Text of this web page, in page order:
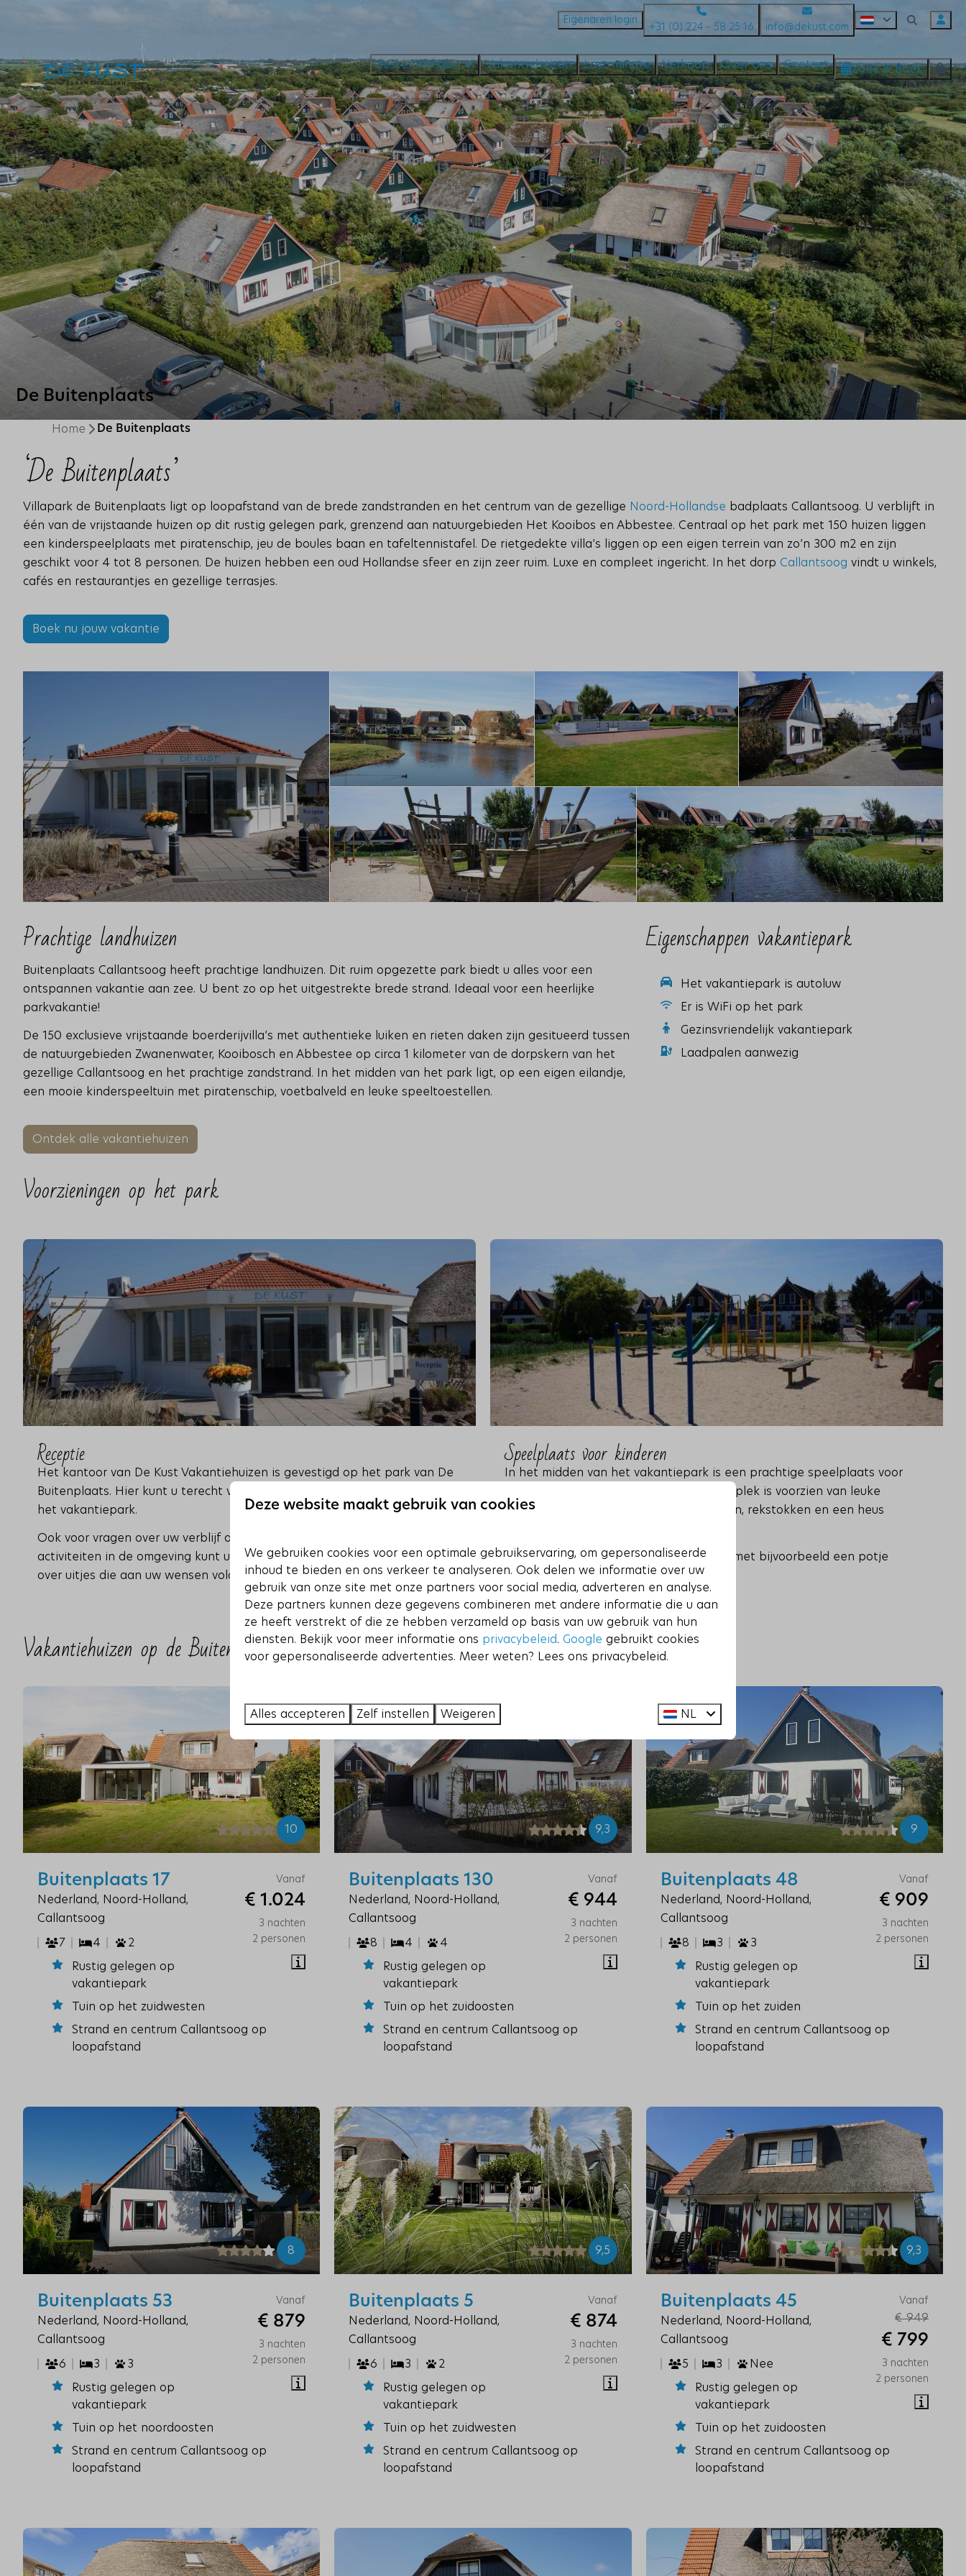
Eigenaren login
+31 (0) 224 – 58 25 16 info@dekust.com
Bestemmingen Vakantiehuizen Last minute Verkoop Over ons Contact Zoek & Boek
De Buitenplaats
Home De Buitenplaats
‘De Buitenplaats’
Villapark de Buitenplaats ligt op loopafstand van de brede zandstranden en het centrum van de gezellige Noord-Hollandse badplaats Callantsoog. U verblijft in
één van de vrijstaande huizen op dit rustig gelegen park, grenzend aan natuurgebieden Het Kooibos en Abbestee. Centraal op het park met 150 huizen liggen
een kinderspeelplaats met piratenschip, jeu de boules baan en tafeltennistafel. De rietgedekte villa’s liggen op een eigen terrein van zo’n 300 m2 en zijn
geschikt voor 4 tot 8 personen. De huizen hebben een oud Hollandse sfeer en zijn zeer ruim. Luxe en compleet ingericht. In het dorp Callantsoog vindt u winkels,
cafés en restaurantjes en gezellige terrasjes.
Boek nu jouw vakantie
Prachtige landhuizen
Buitenplaats Callantsoog heeft prachtige landhuizen. Dit ruim opgezette park biedt u alles voor een
ontspannen vakantie aan zee. U bent zo op het uitgestrekte brede strand. Ideaal voor een heerlijke
parkvakantie!
De 150 exclusieve vrijstaande boerderijvilla’s met authentieke luiken en rieten daken zijn gesitueerd tussen
de natuurgebieden Zwanenwater, Kooibosch en Abbestee op circa 1 kilometer van de dorpskern van het
gezellige Callantsoog en het prachtige zandstrand. In het midden van het park ligt, op een eigen eilandje,
een mooie kinderspeeltuin met piratenschip, voetbalveld en leuke speeltoestellen.
Ontdek alle vakantiehuizen
Eigenschappen vakantiepark
Het vakantiepark is autoluw
Er is WiFi op het park
Gezinsvriendelijk vakantiepark
Laadpalen aanwezig
Voorzieningen op het park
Receptie
Het kantoor van De Kust Vakantiehuizen is gevestigd op het park van De
Buitenplaats. Hier kunt u terecht voor in-/uitchecken voor uw verblijf op
het vakantiepark.
Ook voor vragen over uw verblijf of tips over leuke uitstapjes of
activiteiten in de omgeving kunt u bij ons terecht. We vertellen u graag
over uitjes die aan uw wensen voldoen.
Speelplaats voor kinderen
In het midden van het vakantiepark is een prachtige speelplaats voor
kinderen. Het met water omringde speelplek is voorzien van leuke
speeltoestellen zoals schommels, glijbaan, rekstokken en een heus
Oudere kinderen kunnen zich vermaken met bijvoorbeeld een potje
voetbal spelen op het voetbalpleintje.
Vakantiehuizen op de Buitenplaats
10
Vanaf
€ 1.024
3 nachten
2 personen
Buitenplaats 17
Nederland, Noord-Holland,
Callantsoog
7 4 2
Rustig gelegen op
vakantiepark
Tuin op het zuidwesten
Strand en centrum Callantsoog op
loopafstand
9,3
Vanaf
€ 944
3 nachten
2 personen
Buitenplaats 130
Nederland, Noord-Holland,
Callantsoog
8 4 4
Rustig gelegen op
vakantiepark
Tuin op het zuidoosten
Strand en centrum Callantsoog op
loopafstand
9
Vanaf
€ 909
3 nachten
2 personen
Buitenplaats 48
Nederland, Noord-Holland,
Callantsoog
8 3 3
Rustig gelegen op
vakantiepark
Tuin op het zuiden
Strand en centrum Callantsoog op
loopafstand
8
Vanaf
€ 879
3 nachten
2 personen
Buitenplaats 53
Nederland, Noord-Holland,
Callantsoog
6 3 3
Rustig gelegen op
vakantiepark
Tuin op het noordoosten
Strand en centrum Callantsoog op
loopafstand
9,5
Vanaf
€ 874
3 nachten
2 personen
Buitenplaats 5
Nederland, Noord-Holland,
Callantsoog
6 3 2
Rustig gelegen op
vakantiepark
Tuin op het zuidwesten
Strand en centrum Callantsoog op
loopafstand
9,3
Vanaf
€ 949
€ 799
3 nachten
2 personen
Buitenplaats 45
Nederland, Noord-Holland,
Callantsoog
5 3 Nee
Rustig gelegen op
vakantiepark
Tuin op het zuidoosten
Strand en centrum Callantsoog op
loopafstand
Deze website maakt gebruik van cookies
We gebruiken cookies voor een optimale gebruikservaring, om gepersonaliseerde
inhoud te bieden en ons verkeer te analyseren. Ook delen we informatie over uw
gebruik van onze site met onze partners voor social media, adverteren en analyse.
Deze partners kunnen deze gegevens combineren met andere informatie die u aan
ze heeft verstrekt of die ze hebben verzameld op basis van uw gebruik van hun
diensten. Bekijk voor meer informatie ons privacybeleid. Google gebruikt cookies
voor gepersonaliseerde advertenties. Meer weten? Lees ons privacybeleid.
Alles accepteren Zelf instellen Weigeren NL